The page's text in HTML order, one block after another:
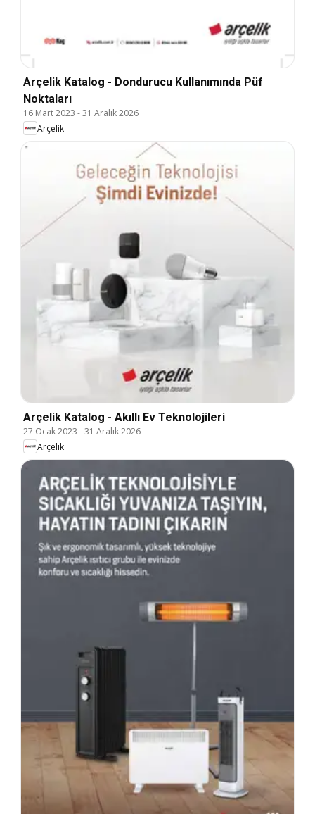
Arçelik Katalog - Dondurucu Kullanımında Püf
Noktaları
16 Mart 2023 -31 Aralık 2026
Arçelik
Arçelik Katalog - Akıllı Ev Teknolojileri
27 Ocak 2023 -31 Aralık 2026
Arçelik